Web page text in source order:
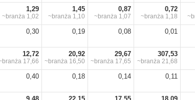
1,29
~branża 1,02
1,45
~branża 1,10
0,87
~branża 1,07
0,72
~branża 1,18
0,30 0,19 0,08 0,01
12,72
17,66
20,92
~branża 16,50
29,67
~branża 17,65
307,53
~branża 21,68
0,40 0,18 0,14 0,11